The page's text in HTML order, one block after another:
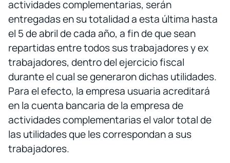
actividades complementarias, serán
entregadas en su totalidad a esta última hasta
el 5 de abril de cada año, a fin de que sean
repartidas entre todos sus trabajadores y ex
trabajadores, dentro del ejercicio fiscal
durante el cual se generaron dichas utilidades.
Para el efecto, la empresa usuaria acreditará
en la cuenta bancaria de la empresa de
actividades complementarias el valor total de
las utilidades que les correspondan a sus
trabajadores.